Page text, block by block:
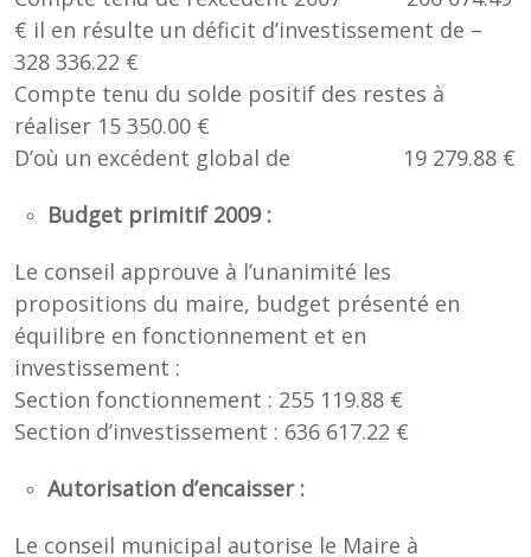
€ il en résulte un déficit d’investissement de –
328 336.22 €
Compte tenu du solde positif des restes à
réaliser 15 350.00 €
D’où un excédent global de 19 279.88 €
Budget primitif 2009 :
Le conseil approuve à l’unanimité les
propositions du maire, budget présenté en
équilibre en fonctionnement et en
investissement :
Section fonctionnement : 255 119.88 €
Section d’investissement : 636 617.22 €
Autorisation d’encaisser :
Le conseil municipal autorise le Maire à